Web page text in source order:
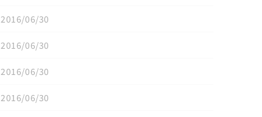
2016/06/30
2016/06/30
2016/06/30
2016/06/30